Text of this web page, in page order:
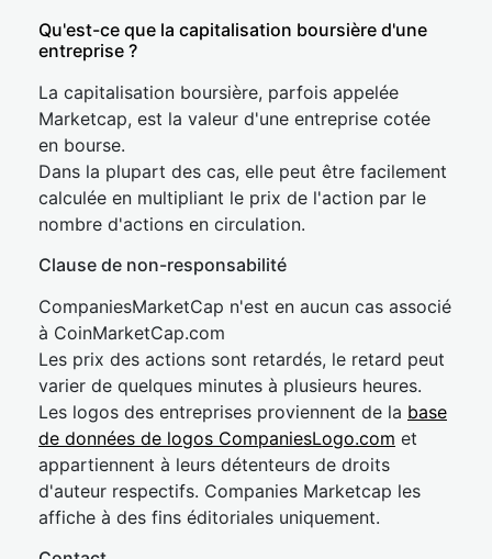
Qu'est-ce que la capitalisation boursière d'une
entreprise ?
La capitalisation boursière, parfois appelée
Marketcap, est la valeur d'une entreprise cotée
en bourse.
Dans la plupart des cas, elle peut être facilement
calculée en multipliant le prix de l'action par le
nombre d'actions en circulation.
Clause de non-responsabilité
CompaniesMarketCap n'est en aucun cas associé
à CoinMarketCap.com
Les prix des actions sont retardés, le retard peut
varier de quelques minutes à plusieurs heures.
Les logos des entreprises proviennent de la base
de données de logos CompaniesLogo.com et
appartiennent à leurs détenteurs de droits
d'auteur respectifs. Companies Marketcap les
affiche à des fins éditoriales uniquement.